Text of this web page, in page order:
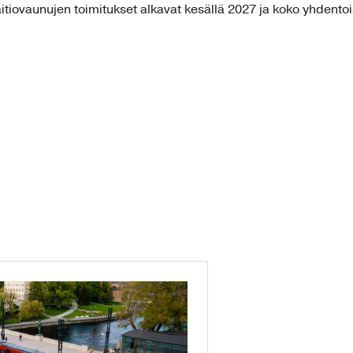
toimitukset alkavat kesällä 2027 ja koko